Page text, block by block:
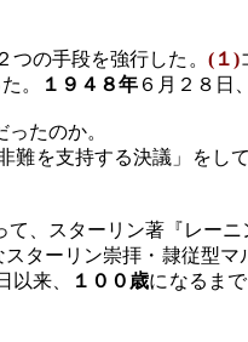
つの手段を強行した。 (１)
。 １９４８年 ６月２８日
ったのか。
難を支持する決議」をし
て、スターリン著『レー
ターリン崇拝・隷従型マ
以来、 １００歳になるまで